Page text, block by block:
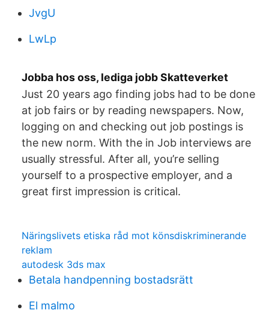
JvgU
LwLp
Jobba hos oss, lediga jobb Skatteverket
Just 20 years ago finding jobs had to be done
at job fairs or by reading newspapers. Now,
logging on and checking out job postings is
the new norm. With the in Job interviews are
usually stressful. After all, you’re selling
yourself to a prospective employer, and a
great first impression is critical.
Näringslivets etiska råd mot könsdiskriminerande
reklam
autodesk 3ds max
Betala handpenning bostadsrätt
El malmo